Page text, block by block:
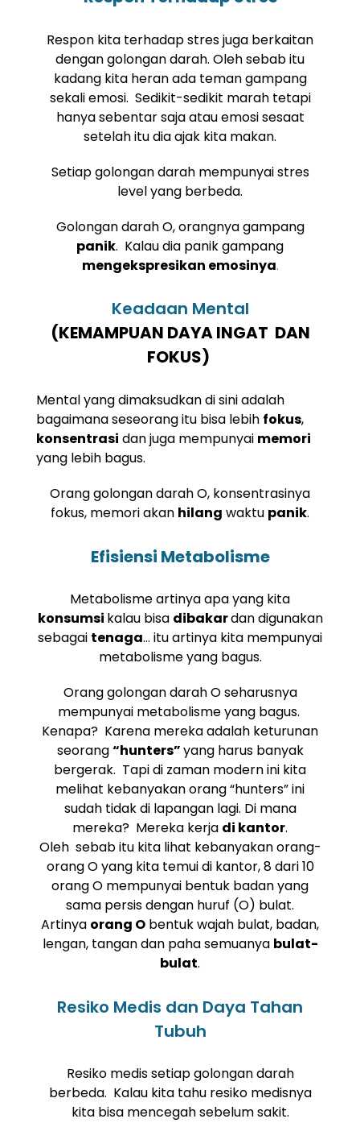
Respon kita terhadap stres juga berkaitan
dengan golongan darah. Oleh sebab itu
kadang kita heran ada teman gampang
sekali emosi. Sedikit-sedikit marah tetapi
hanya sebentar saja atau emosi sesaat
setelah itu dia ajak kita makan.
Setiap golongan darah mempunyai stres
level yang berbeda.
Golongan darah O, orangnya gampang
panik. Kalau dia panik gampang
mengekspresikan emosinya.
Keadaan Mental
(KEMAMPUAN DAYA INGAT DAN
FOKUS)
Mental yang dimaksudkan di sini adalah
bagaimana seseorang itu bisa lebih fokus,
konsentrasi dan juga mempunyai memori
yang lebih bagus.
Orang golongan darah O, konsentrasinya
fokus, memori akan hilang waktu panik.
Efisiensi Metabolisme
Metabolisme artinya apa yang kita
konsumsi kalau bisa dibakardan digunakan
sebagai tenaga… itu artinya kita mempunyai
metabolisme yang bagus.
Orang golongan darah O seharusnya
mempunyai metabolisme yang bagus.
Kenapa? Karena mereka adalah keturunan
seorang“hunters”yang harus banyak
bergerak. Tapi di zaman modern ini kita
melihat kebanyakan orang “hunters” ini
sudah tidak di lapangan lagi. Di mana
mereka? Mereka kerja di kantor.
Oleh sebab itu kita lihat kebanyakan orang-
orang O yang kita temui di kantor, 8 dari 10
orang O mempunyai bentuk badan yang
sama persis dengan huruf (O) bulat.
Artinya orang O bentuk wajah bulat, badan,
lengan, tangan dan paha semuanya bulat-
bulat.
Resiko Medis dan Daya Tahan
Tubuh
Resiko medis setiap golongan darah
berbeda. Kalau kita tahu resiko medisnya
kita bisa mencegah sebelum sakit.